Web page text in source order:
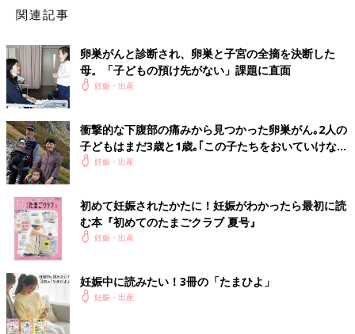
のお洒落はお構いなしで、娘たちの服のコーディネートを考える
※この記事は個人の体験記です。記事に掲載の画像はイメージで
す。
夫の駐在先でママ友
作り。異国で起きた
まさかのトラブル！
一覧
小さな命に感謝！ 早
産、低体重を乗り越え
てすくすく成長
関連記事
卵巣がんと診断され、卵巣と子宮の全摘を決断した
母。「子どもの預け先がない」課題に直面
妊娠・出産
衝撃的な下腹部の痛みから見つかった卵巣がん｡2人の
子どもはまだ3歳と1歳｡｢この子たちをおいていけな
い｣母の想い【体験談】
妊娠・出産
初めて妊娠されたかたに！妊娠がわかったら最初に読
む本『初めてのたまごクラブ 夏号』
妊娠・出産
妊娠中に読みたい！3冊の「たまひよ」
妊娠・出産